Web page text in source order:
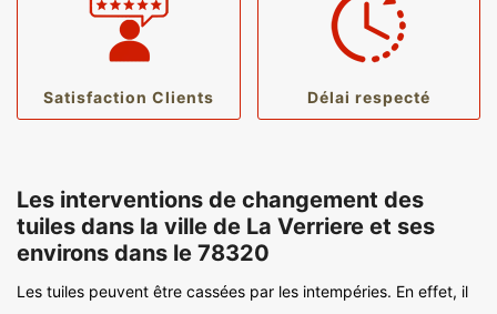
Satisfaction Clients Délai respecté
Les interventions de changement des
tuiles dans la ville de La Verriere et ses
environs dans le 78320
Les tuiles peuvent être cassées par les intempéries. En effet, il